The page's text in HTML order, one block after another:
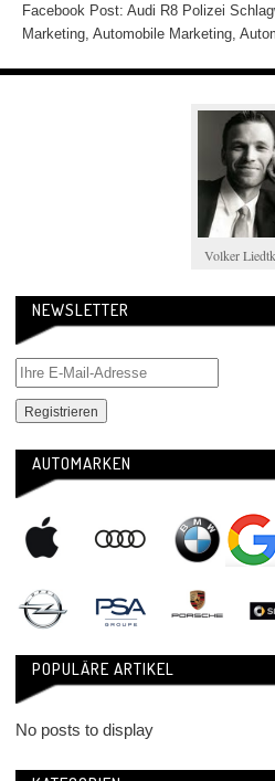
Facebook Post: Audi R8 Polizei
Marketing, Automobile Marketing,
Volker
NEWSLETTER
AUTOMARKEN
POPULÄRE ARTIKEL
No posts to display